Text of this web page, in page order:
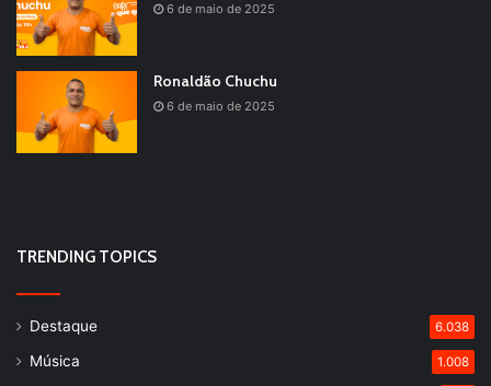
6 de maio de 2025
Ronaldão Chuchu
6 de maio de 2025
TRENDING TOPICS
Destaque 6.038
Música 1.008